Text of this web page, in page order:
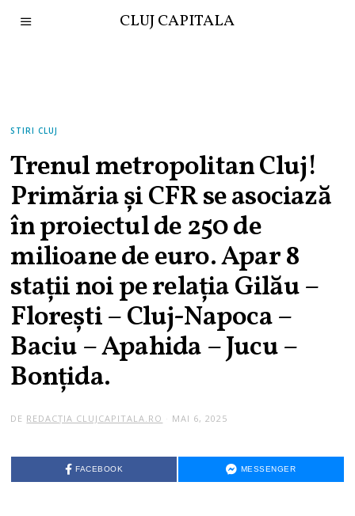
CLUJ CAPITALA
STIRI CLUJ
Trenul metropolitan Cluj!
Primăria și CFR se asociază
în proiectul de 250 de
milioane de euro. Apar 8
stații noi pe relația Gilău –
Florești – Cluj-Napoca –
Baciu – Apahida – Jucu –
Bonțida.
DE REDACȚIA CLUJCAPITALA.RO MAI 6, 2025
FACEBOOK MESSENGER